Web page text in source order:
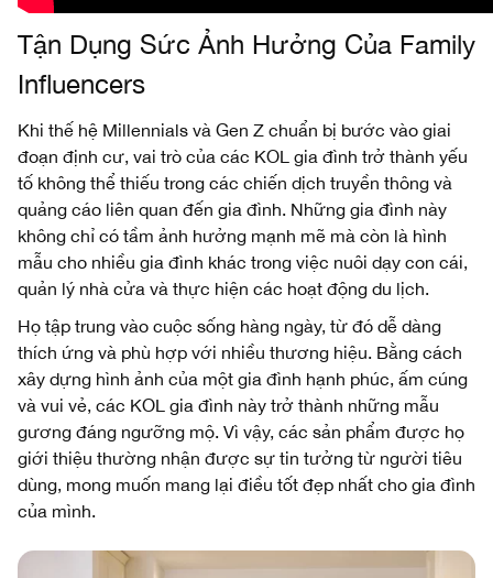
Tận Dụng Sức Ảnh Hưởng Của Family
Influencers
Khi thế hệ Millennials và Gen Z chuẩn bị bước vào giai
đoạn định cư, vai trò của các KOL gia đình trở thành yếu
tố không thể thiếu trong các chiến dịch truyền thông và
quảng cáo liên quan đến gia đình. Những gia đình này
không chỉ có tầm ảnh hưởng mạnh mẽ mà còn là hình
mẫu cho nhiều gia đình khác trong việc nuôi dạy con cái,
quản lý nhà cửa và thực hiện các hoạt động du lịch.
Họ tập trung vào cuộc sống hàng ngày, từ đó dễ dàng
thích ứng và phù hợp với nhiều thương hiệu. Bằng cách
xây dựng hình ảnh của một gia đình hạnh phúc, ấm cúng
và vui vẻ, các KOL gia đình này trở thành những mẫu
gương đáng ngưỡng mộ. Vì vậy, các sản phẩm được họ
giới thiệu thường nhận được sự tin tưởng từ người tiêu
dùng, mong muốn mang lại điều tốt đẹp nhất cho gia đình
của mình.